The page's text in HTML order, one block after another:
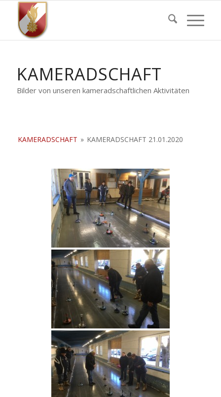
KAMERADSCHAFT
Bilder von unseren kameradschaftlichen Aktivitäten
KAMERADSCHAFT » KAMERADSCHAFT 21.01.2020